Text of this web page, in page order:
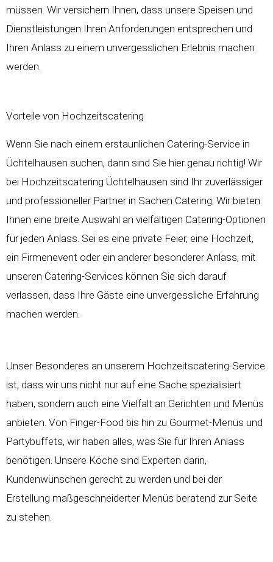
müssen. Wir versichern Ihnen, dass unsere Speisen und
Dienstleistungen Ihren Anforderungen entsprechen und
Ihren Anlass zu einem unvergesslichen Erlebnis machen
werden.
Vorteile von Hochzeitscatering
Wenn Sie nach einem erstaunlichen Catering-Service in
Üchtelhausen suchen, dann sind Sie hier genau richtig! Wir
bei Hochzeitscatering Üchtelhausen sind Ihr zuverlässiger
und professioneller Partner in Sachen Catering. Wir bieten
Ihnen eine breite Auswahl an vielfältigen Catering-Optionen
für jeden Anlass. Sei es eine private Feier, eine Hochzeit,
ein Firmenevent oder ein anderer besonderer Anlass, mit
unseren Catering-Services können Sie sich darauf
verlassen, dass Ihre Gäste eine unvergessliche Erfahrung
machen werden.
Unser Besonderes an unserem Hochzeitscatering-Service
ist, dass wir uns nicht nur auf eine Sache spezialisiert
haben, sondern auch eine Vielfalt an Gerichten und Menüs
anbieten. Von Finger-Food bis hin zu Gourmet-Menüs und
Partybuffets, wir haben alles, was Sie für Ihren Anlass
benötigen. Unsere Köche sind Experten darin,
Kundenwünschen gerecht zu werden und bei der
Erstellung maßgeschneiderter Menüs beratend zur Seite
zu stehen.